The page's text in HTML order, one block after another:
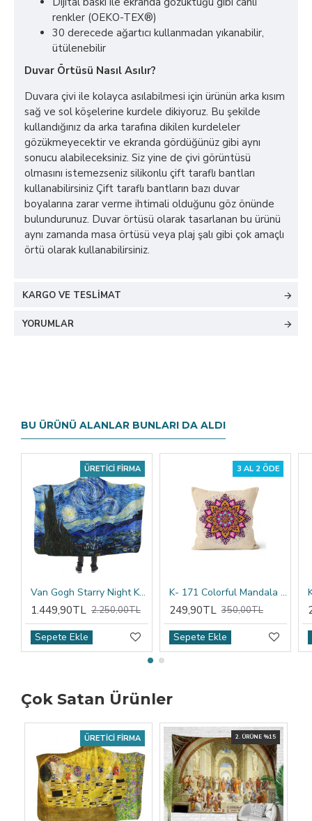
renkler (OEKO-TEX®)
30 derecede ağartıcı kullanmadan yıkanabilir,
ütülenebilir
Duvar Örtüsü Nasıl Asılır?
Duvara çivi ile kolayca asılabilmesi için ürünün arka kısım
sağ ve sol köşelerine kurdele dikiyoruz. Bu şekilde
kullandığınız da arka tarafına dikilen kurdeleler
gözükmeyecektir ve ekranda gördüğünüz gibi aynı
sonucu alabileceksiniz. Siz yine de çivi görüntüsü
olmasını istemezseniz silikonlu çift taraflı bantları
kullanabilirsiniz Çift taraflı bantların bazı duvar
boyalarına zarar verme ihtimali olduğunu göz önünde
bulundurunuz. Duvar örtüsü olarak tasarlanan bu ürünü
aynı zamanda masa örtüsü veya plaj şalı gibi çok amaçlı
örtü olarak kullanabilirsiniz.
KARGO VE TESLIMAT
YORUMLAR
BU ÜRÜNÜ ALANLAR BUNLARI DA ALDI
ÜRETICI FIRMA
Van Gogh Starry Night Kapşonlu Battaniye
1.449,90TL 2.250,00TL
Sepete Ekle
3 AL 2 ÖDE
K- 171 Colorful Mandala Tribal Çift Tarafı Baskılı Kırlent Kılıfı
249,90TL 350,00TL
Sepete Ekle
Çok Satan Ürünler
ÜRETICI FIRMA 2. ÜRÜNE %15